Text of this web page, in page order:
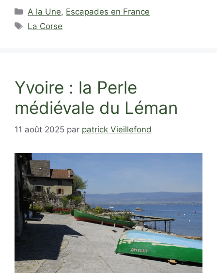
Catégories
A la Une, Escapades en France
Étiquettes
La Corse
Yvoire : la Perle
médiévale du Léman
11 août 2025 par patrick Vieillefond